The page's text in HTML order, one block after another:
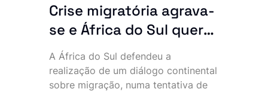
Crise migratória agrava-
se e África do Sul quer
resposta conjunta do
continente
A África do Sul defendeu a
realização de um diálogo continental
sobre migração, numa tentativa de